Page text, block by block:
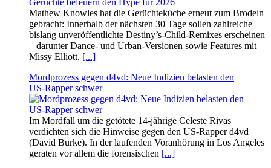
Mathew Knowles hat die Gerüchteküche erneut zum Brodeln
gebracht: Innerhalb der nächsten 30 Tage sollen zahlreiche
bislang unveröffentlichte Destiny’s‑Child‑Remixes erscheinen
– darunter Dance‑ und Urban‑Versionen sowie Features mit
Missy Elliott. [...]
Mordprozess gegen d4vd: Neue Indizien belasten den
US‑Rapper schwer
Im Mordfall um die getötete 14‑jährige Celeste Rivas
verdichten sich die Hinweise gegen den US‑Rapper d4vd
(David Burke). In der laufenden Voranhörung in Los Angeles
geraten vor allem die forensischen [...]